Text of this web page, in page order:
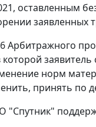
оставленным
заявленных
Арбитражного
заявитель
норм
принять по
"Спутник"